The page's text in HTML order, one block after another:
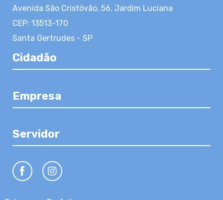
Avenida São Cristóvão, 56, Jardim Luciana
CEP: 13513-170
Santa Gertrudes - SP
Cidadão
Empresa
Servidor